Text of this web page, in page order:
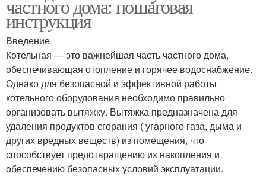
частного дома: пошаговая
инструкция
Введение
Котельная — это важнейшая часть частного дома,
обеспечивающая отопление и горячее водоснабжение.
Однако для безопасной и эффективной работы
котельного оборудования необходимо правильно
организовать вытяжку. Вытяжка предназначена для
удаления продуктов сгорания ( угарного газа, дыма и
других вредных веществ) из помещения, что
способствует предотвращению их накопления и
обеспечению безопасных условий эксплуатации.